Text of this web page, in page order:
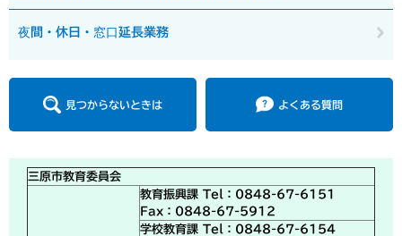
夜間・休日・窓口延長業務
見つからないときは よくある質問
三原市教育委員会
教育振興課 Tel：0848-67-6151
Fax：0848-67-5912
学校教育課 Tel：0848-67-6154